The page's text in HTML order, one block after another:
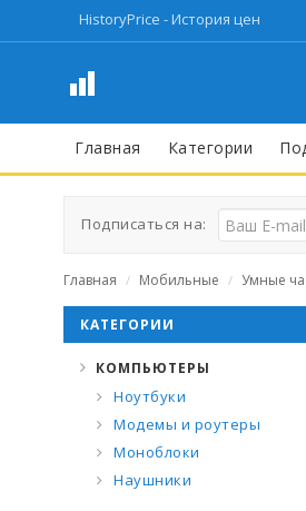
HistoryPrice - История цен
Главная Категории
Подписаться на:
Главная / Мобильные / Умные
КАТЕГОРИИ
КОМПЬЮТЕРЫ
Ноутбуки
Модемы и роутеры
Моноблоки
Наушники